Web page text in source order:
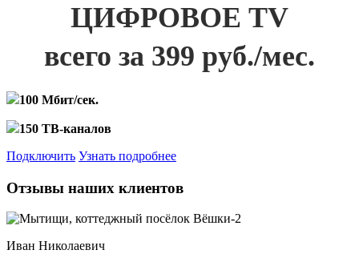
ЦИФРОВОЕ TV
всего за 399 руб./мес.
100 Мбит/сек.
150 ТВ-каналов
Подключить Узнать подробнее
Отзывы наших клиентов
Иван Николаевич